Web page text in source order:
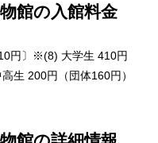
館の入館料金
円〕※(8) 大学生 410円
生 200円（団体160円）